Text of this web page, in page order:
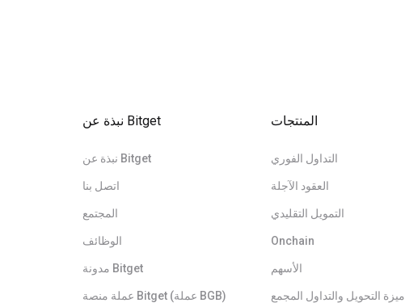
نبذة عن Bitget
نبذة عن Bitget
اتصل بنا
المجتمع
الوظائف
مدونة Bitget
عملة منصة Bitget (عملة BGB)
المنتجات
التداول الفوري
العقود الآجلة
التمويل التقليدي
Onchain
الأسهم
ميزة التحويل والتداول المجمع